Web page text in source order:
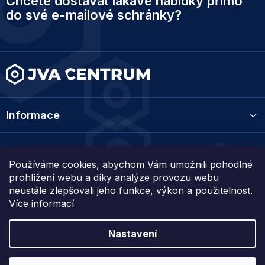
Používáme cookies, abychom Vám umožnili pohodlné
prohlížení webu a díky analýze provozu webu
neustále zlepšovali jeho funkce, výkon a použitelnost.
Více informací
Nastavení
p
í
do své e-mailové schránky?
Informace
Kontakt
Vytvořil Shoptet